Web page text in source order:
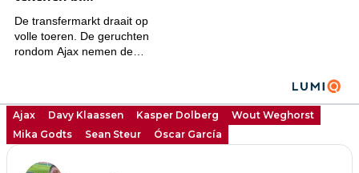
Ajax Davy Klaassen Kasper Dolberg
Wout Weghorst
Mika Godts
Sean Steur Óscar García